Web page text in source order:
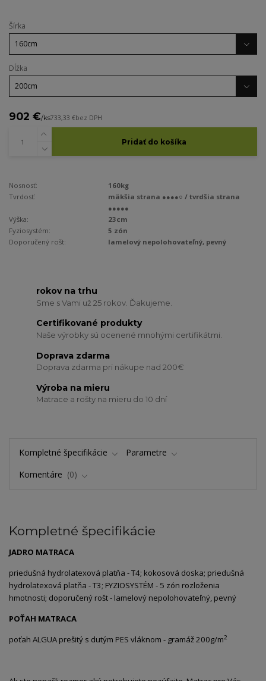
Šírka
Dĺžka
902 €/ks733,33 €bez DPH
Pridať do košíka
Nosnosť:
160kg
Tvrdosť:
mäkšia strana ●●●●○ / tvrdšia strana
●●●●●
Výška:
23cm
Fyziosystém:
5 zón
Doporučený rošt:
lamelový nepolohovateľný, pevný
rokov na trhu
Sme s Vami už 25 rokov. Ďakujeme.
Certifikované produkty
Naše výrobky sú ocenené mnohými certifikátmi.
Doprava zdarma
Doprava zdarma pri nákupe nad 200€
Výroba na mieru
Matrace a rošty na mieru do 10 dní
Kompletné špecifikácie
Parametre
Komentáre
0
Kompletné špecifikácie
JADRO MATRACA
priedušná hydrolatexová platňa - T4; kokosová doska; priedušná
hydrolatexová platňa - T3; FYZIOSYSTÉM - 5 zón rozloženia
hmotnosti; doporučený rošt - lamelový nepolohovateľný, pevný
POŤAH MATRACA
poťah ALGUA prešitý s dutým PES vláknom - gramáž 200g/m2